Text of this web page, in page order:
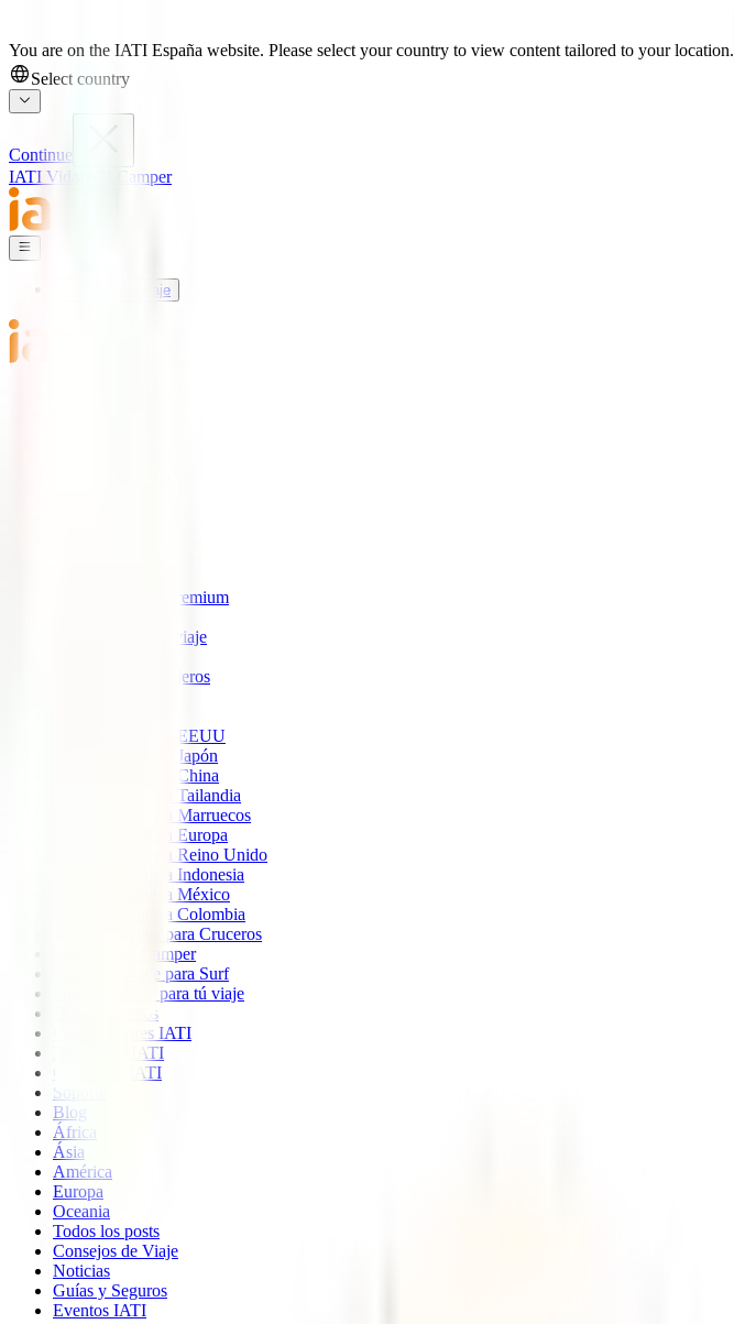
You are on the IATI España website. Please select your country to view content tailored to your location.
Select country
Continue
IATI Vida
IATI Camper
Seguros de Viaje
IATI Anulación Premium
IATI Anual Multiviaje
IATI Grandes Viajeros
Seguro de viaje a EEUU
Seguro de viaje a Japón
Seguro de viaje a China
Seguro de viaje a Tailandia
Seguro de viaje a Marruecos
Seguro de viaje a Europa
Seguro de viaje a Reino Unido
Seguro de viaje a Indonesia
Seguro de viaje a México
Seguro de viaje a Colombia
Seguro de viaje para Cruceros
Seguro para Camper
Seguro de viaje para Surf
Imprescindible para tú viaje
Quiénes somos
Colaboradores IATI
Descuento IATI
Opiniones IATI
Soporte
Blog
África
Ásia
América
Europa
Oceania
Todos los posts
Consejos de Viaje
Noticias
Guías y Seguros
Eventos IATI